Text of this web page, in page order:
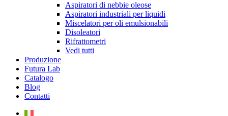
Aspiratori di nebbie oleose
Aspiratori industriali per liquidi
Miscelatori per oli emulsionabili
Disoleatori
Rifrattometri
Vedi tutti
Produzione
Futura Lab
Catalogo
Blog
Contatti